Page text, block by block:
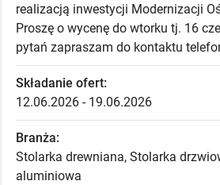
realizacją inwestycji Modernizacji
Proszę o wycenę do wtorku tj. 16
pytań zapraszam do kontaktu
Składanie ofert:
12.06.2026 - 19.06.2026
Branża:
Stolarka drewniana, Stolarka
aluminiowa